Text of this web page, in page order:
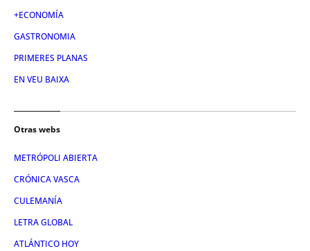
+ECONOMÍA
GASTRONOMIA
PRIMERES PLANAS
EN VEU BAIXA
Otras webs
METRÓPOLI ABIERTA
CRÓNICA VASCA
CULEMANÍA
LETRA GLOBAL
ATLÁNTICO HOY